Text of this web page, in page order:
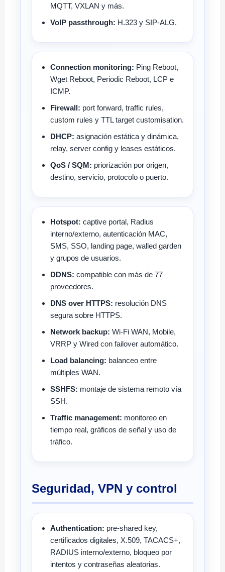
MQTT, VXLAN y más.
VoIP passthrough: H.323 y SIP-ALG.
Connection monitoring: Ping Reboot,
Wget Reboot, Periodic Reboot, LCP e
ICMP.
Firewall: port forward, traffic rules,
custom rules y TTL target customisation.
DHCP: asignación estática y dinámica,
relay, server config y leases estáticos.
QoS / SQM: priorización por origen,
destino, servicio, protocolo o puerto.
Hotspot: captive portal, Radius
interno/externo, autenticación MAC,
SMS, SSO, landing page, walled garden
y grupos de usuarios.
DDNS: compatible con más de 77
proveedores.
DNS over HTTPS: resolución DNS
segura sobre HTTPS.
Network backup: Wi-Fi WAN, Mobile,
VRRP y Wired con failover automático.
Load balancing: balanceo entre
múltiples WAN.
SSHFS: montaje de sistema remoto vía
SSH.
Traffic management: monitoreo en
tiempo real, gráficos de señal y uso de
tráfico.
Seguridad, VPN y control
Authentication: pre-shared key,
certificados digitales, X.509, TACACS+,
RADIUS interno/externo, bloqueo por
intentos y contraseñas aleatorias.